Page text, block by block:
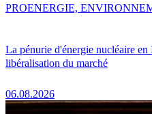
La pénurie d'énergie nucléaire
libéralisation du marché
06.08.2026
PROENERGIE,